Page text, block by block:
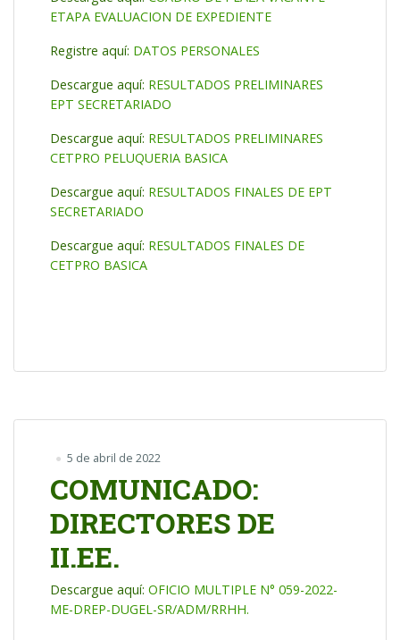
ETAPA EVALUACION DE EXPEDIENTE
Registre aquí: DATOS PERSONALES
Descargue aquí: RESULTADOS PRELIMINARES
EPT SECRETARIADO
Descargue aquí: RESULTADOS PRELIMINARES
CETPRO PELUQUERIA BASICA
Descargue aquí: RESULTADOS FINALES DE EPT
SECRETARIADO
Descargue aquí: RESULTADOS FINALES DE
CETPRO BASICA
5 de abril de 2022
COMUNICADO:
DIRECTORES DE
II.EE.
Descargue aquí: OFICIO MULTIPLE N° 059-2022-
ME-DREP-DUGEL-SR/ADM/RRHH.